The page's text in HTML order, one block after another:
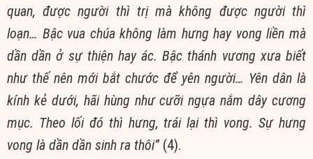
quan, được người thì trị mà không được người thì
loạn… Bậc vua chúa không làm hưng hay vong liền mà
dần dần ở sự thiện hay ác. Bậc thánh vương xưa biết
như thế nên mới bắt chước để yên người… Yên dân là
kính kẻ dưới, hãi hùng như cưỡi ngựa nắm dây cương
mục. Theo lối đó thì hưng, trái lại thì vong. Sự hưng
vong là dần dần sinh ra thôi” (4).